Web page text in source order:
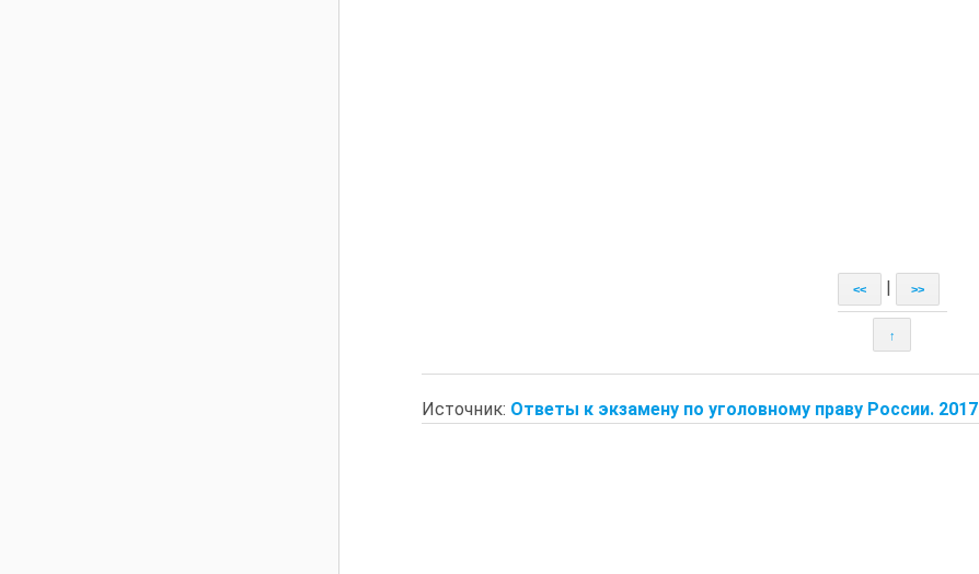
<< >>
↑
Источник: Ответы к экзамену по уголовному праву России. 2017